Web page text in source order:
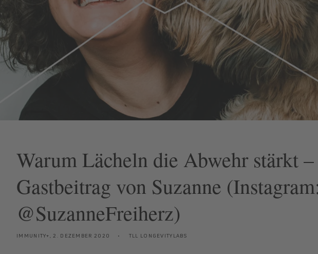
Warum Lächeln die Abwehr stärkt –
Gastbeitrag von Suzanne
@SuzanneFreiherz)
IMMUNITY+, 2. DEZEMBER 2020 TLL LONGEVITYLABS